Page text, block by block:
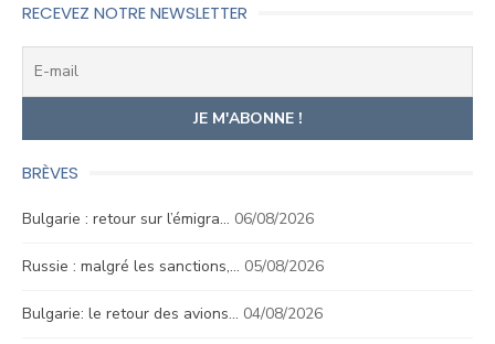
RECEVEZ NOTRE NEWSLETTER
BRÈVES
Bulgarie : retour sur l’émigra… 06/08/2026
Russie : malgré les sanctions,… 05/08/2026
Bulgarie: le retour des avions… 04/08/2026